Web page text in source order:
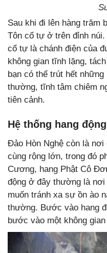
Sau khi đi lên hàng trăm
Tôn cổ tự ở trên đỉnh
cổ tự là chánh điện của
không gian tĩnh lặng,
bạn có thể trút hết
thường, tĩnh tâm chiêm
tiên cảnh.
Hệ thống hang động
Đảo Hòn Nghệ còn là nơi
cùng rộng lớn, trong đó
Cương, hang Phật Cô
động ở đây thường là nơi
muốn tránh xa sự ồn ào
thường. Bước vào hang
bước vào một không